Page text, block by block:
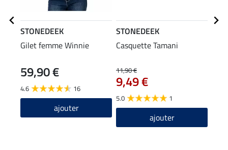
STONEDEEK
Gilet femme Winnie
59,90 €
4.6 16
ajouter
STONEDEEK
Casquette Tamani
11,90 €
9,49 €
5.0 1
ajouter